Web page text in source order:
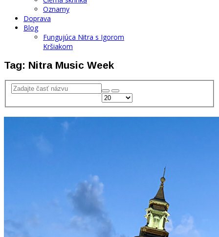
Oznamy
Doprava
Blog
Fungujúca Nitra s Igorom
Kršiakom
Tag: Nitra Music Week